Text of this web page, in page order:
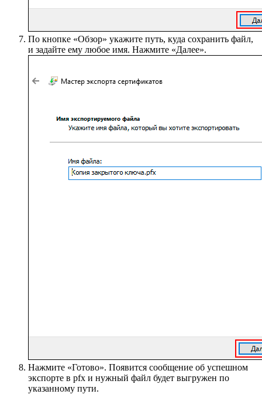
По кнопке «Обзор» укажите путь, куда сохранить файл,
и задайте ему любое имя. Нажмите «Далее».
Нажмите «Готово». Появится сообщение об успешном
экспорте в pfx и нужный файл будет выгружен по
указанному пути.